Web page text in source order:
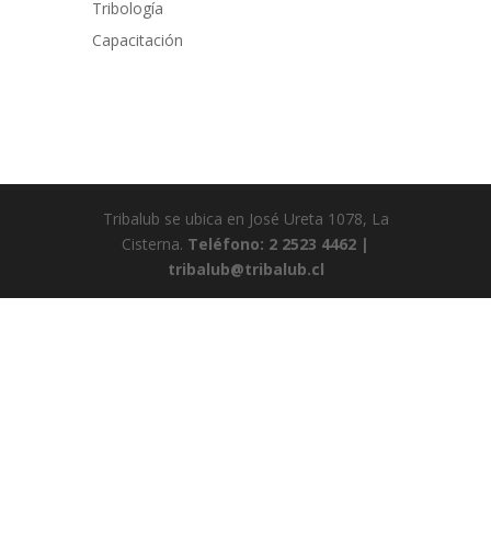
Tribología
Capacitación
Tribalub se ubica en José Ureta 1078, La
Cisterna. Teléfono: 2 2523 4462 |
tribalub@tribalub.cl